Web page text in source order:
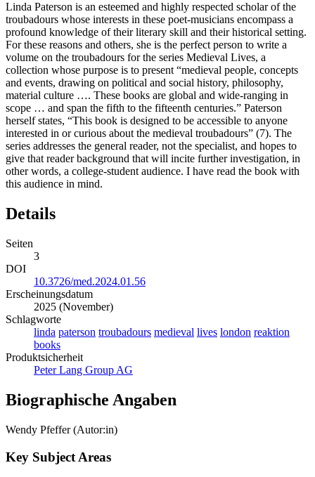
Linda Paterson is an esteemed and highly respected scholar of the
troubadours whose interests in these poet-musicians encompass a
profound knowledge of their literary skill and their historical setting.
For these reasons and others, she is the perfect person to write a
volume on the troubadours for the series Medieval Lives, a
collection whose purpose is to present “medieval people, concepts
and events, drawing on political and social history, philosophy,
material culture …. These books are global and wide-ranging in
scope … and span the fifth to the fifteenth centuries.” Paterson
herself states, “This book is designed to be accessible to anyone
interested in or curious about the medieval troubadours” (7). The
series addresses the general reader, not the specialist, and hopes to
give that reader background that will incite further investigation, in
other words, a college-student audience. I have read the book with
this audience in mind.
Details
Seiten
3
DOI
10.3726/med.2024.01.56
Erscheinungsdatum
2025 (November)
Schlagworte
linda paterson troubadours medieval lives london reaktion
books
Produktsicherheit
Peter Lang Group AG
Biographische Angaben
Wendy Pfeffer (Autor:in)
Key Subject Areas